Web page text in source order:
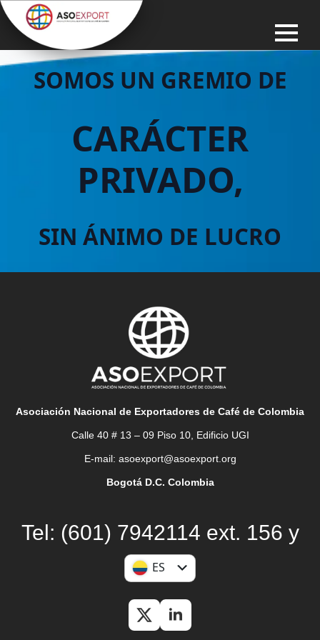
ES
SOMOS UN GREMIO DE
CARÁCTER
PRIVADO,
SIN ÁNIMO DE LUCRO
Asociación Nacional de Exportadores de Café de Colombia
Calle 40 # 13 – 09 Piso 10, Edificio UGI
E-mail: asoexport@asoexport.org
Bogotá D.C. Colombia
Tel: (601) 7942114 ext. 156 y
144